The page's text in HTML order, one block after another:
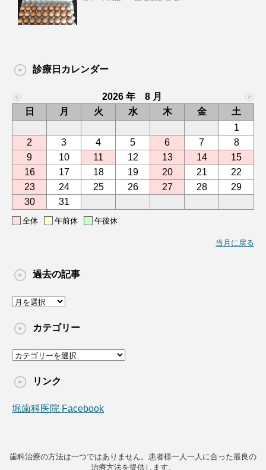
診療日カレンダー
2026 年 8 月
日
月 火 水 木 金
土
1
2
3 4 5 6 7
8
9
10 11 12 13 14
15
16
17 18 19 20 21
22
23
24 25 26 27 28
29
30
31
全休 午前休 午後休
当月に戻る
過去の記事
過
の
事
カテゴリー
カ
ゴ
ー
リンク
堀歯科医院 Facebook
歯科治療の方法は一つではありません。患者様一人一人に合った最良の
治療方法を提供します。